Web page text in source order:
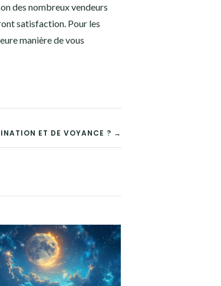
des nombreux vendeurs
satisfaction. Pour les
manière de vous
ET DE VOYANCE ? →